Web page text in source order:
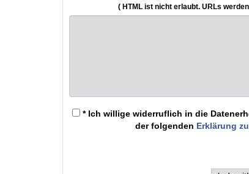
( HTML ist nichterlaubt. URLs
* Ich willige widerruflich in die
der folgenden Erklärung